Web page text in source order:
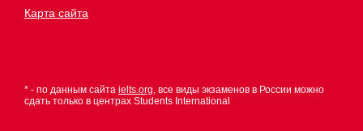
Карта сайта
* - по данным сайта ielts.org, все виды экзаменов в России можно
сдать только в центрах Students International